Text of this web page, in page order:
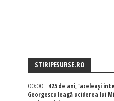
STIRIPESURSE.RO
00:00
425 de ani, 'aceleași
Georgescu leagă uciderea lui